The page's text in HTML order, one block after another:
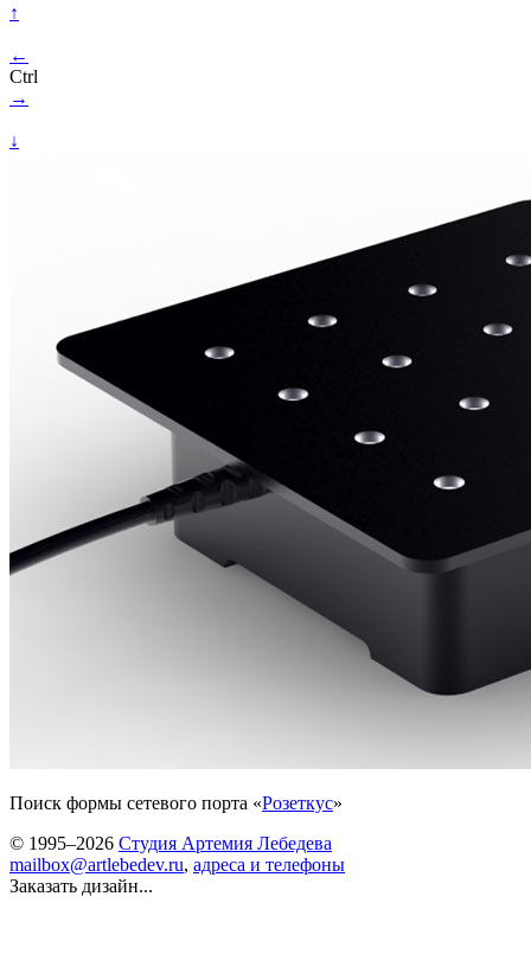
↑
←
Ctrl
→
↓
Поиск формы сетевого порта «Розеткус»
© 1995–2026 Студия Артемия Лебедева
mailbox@artlebedev.ru, адреса и телефоны
Заказать дизайн...